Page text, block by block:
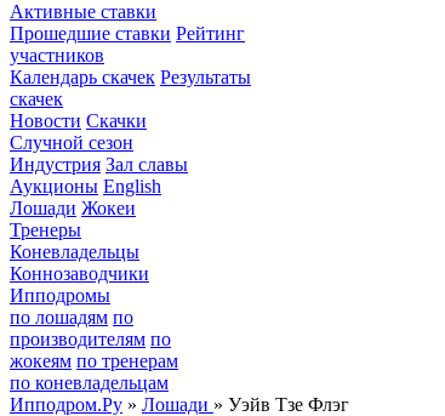
Активные ставки
Прошедшие ставки Рейтинг
участников
Календарь скачек Результаты
скачек
Новости Скачки
Случной сезон
Индустрия Зал славы
Аукционы English
Лошади Жокеи
Тренеры
Коневладельцы
Коннозаводчики
Ипподромы
по лошадям по
производителям по
жокеям по тренерам
по коневладельцам
Ипподром.Ру » Лошади » Уэйв Тзе Флэг